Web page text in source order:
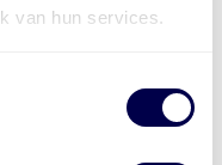
van hun services.